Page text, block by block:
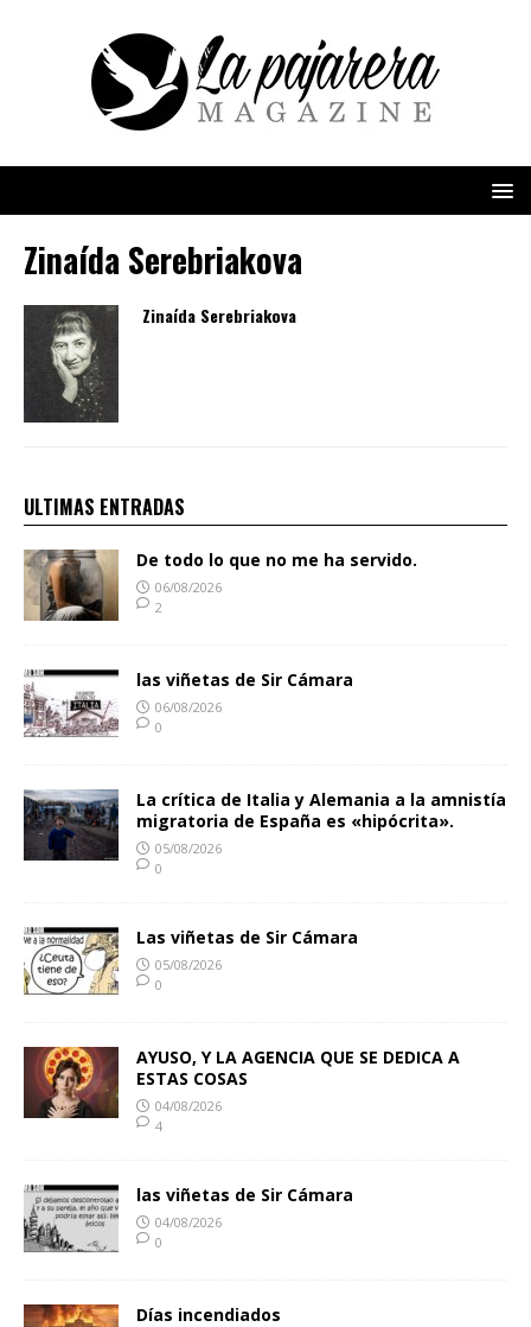
Zinaída Serebriakova
Zinaída Serebriakova
ULTIMAS ENTRADAS
De todo lo que no me ha servido.
06/08/2026
2
las viñetas de Sir Cámara
06/08/2026
0
La crítica de Italia y Alemania a la amnistía
migratoria de España es «hipócrita».
05/08/2026
0
Las viñetas de Sir Cámara
05/08/2026
0
AYUSO, Y LA AGENCIA QUE SE DEDICA A
ESTAS COSAS
04/08/2026
4
las viñetas de Sir Cámara
04/08/2026
0
Días incendiados